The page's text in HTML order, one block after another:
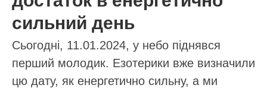
сильний день
Сьогодні, 11.01.2024, у небо піднявся
перший молодик. Езотерики вже визначили
цю дату, як енергетично сильну, а ми